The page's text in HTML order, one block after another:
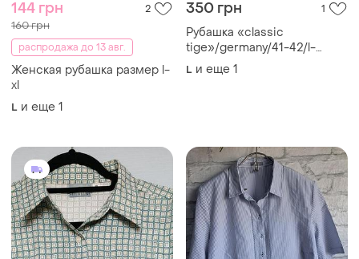
144 грн 2
160 грн
распродажа до 13 авг.
Женская рубашка размер l-
xl
L и еще 1
350 грн 1
Рубашка «classic
tige»/germany/41-42/l-
xl/cotton-100%/короткий
L и еще 1